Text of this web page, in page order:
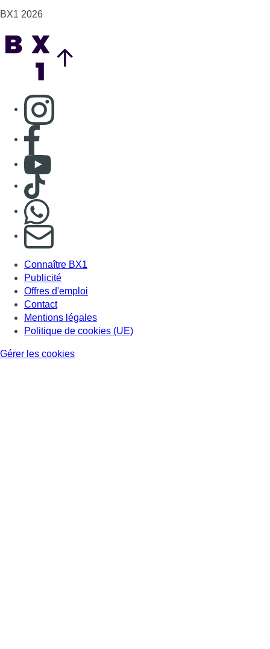
S'abonner à notre newsletter
Connaître BX1
Publicité
Offres d'emploi
Contact
Mentions légales
Politique de cookies (UE)
Gérer les cookies